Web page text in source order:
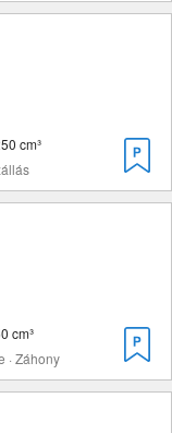
cm³
cm³
· Záhony